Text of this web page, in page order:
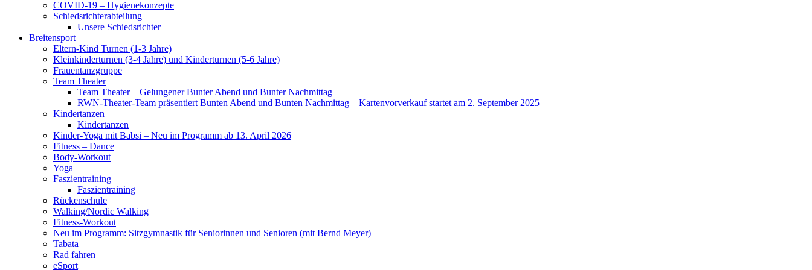
COVID-19 – Hygienekonzepte
Schiedsrichterabteilung
Unsere Schiedsrichter
Breitensport
Eltern-Kind Turnen (1-3 Jahre)
Kleinkinderturnen (3-4 Jahre) und Kinderturnen (5-6 Jahre)
Frauentanzgruppe
Team Theater
Team Theater – Gelungener Bunter Abend und Bunter Nachmittag
RWN-Theater-Team präsentiert Bunten Abend und Bunten Nachmittag – Kartenvorverkauf startet am 2. September 2025
Kindertanzen
Kindertanzen
Kinder-Yoga mit Babsi – Neu im Programm ab 13. April 2026
Fitness – Dance
Body-Workout
Yoga
Faszientraining
Faszientraining
Rückenschule
Walking/Nordic Walking
Fitness-Workout
Neu im Programm: Sitzgymnastik für Seniorinnen und Senioren (mit Bernd Meyer)
Tabata
Rad fahren
eSport